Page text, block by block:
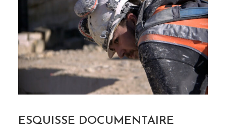
ESQUISSE DOCUMENTAIRE